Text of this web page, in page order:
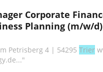
Corporate
Planning (m/w/d)
Petrisberg 4 | 54295 Trier